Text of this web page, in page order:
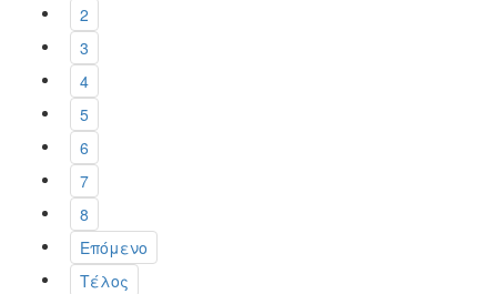
2
3
4
5
6
7
8
Επόμενο
Τέλος